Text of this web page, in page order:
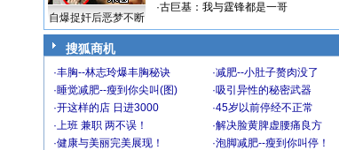
自爆捉奸后恶梦不断
·古巨基：我与霆锋都是一哥
搜狐商机
·丰胸--林志玲爆丰胸秘诀 ·减肥--小肚子赘肉没了
·睡觉减肥--瘦到你尖叫(图) ·吸引异性的秘密武器
·开这样的店 日进3000 ·45岁以前停经不正常
·上班 兼职 两不误！ ·解决脸黄脾虚腰痛良方
·健康与美丽完美展现！ ·泡脚减肥--瘦到你叫停！